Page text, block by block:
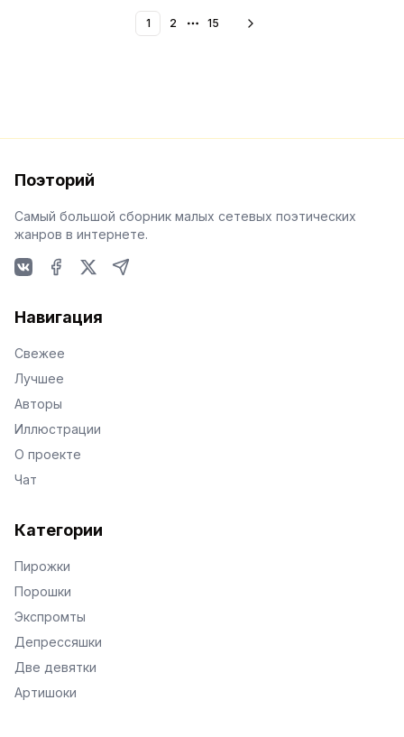
1 2 More pages
15
Поэторий
Самый большой сборник малых сетевых поэтических
жанров в интернете.
Навигация
Свежее
Лучшее
Авторы
Иллюстрации
О проекте
Чат
Категории
Пирожки
Порошки
Экспромты
Депрессяшки
Две девятки
Артишоки